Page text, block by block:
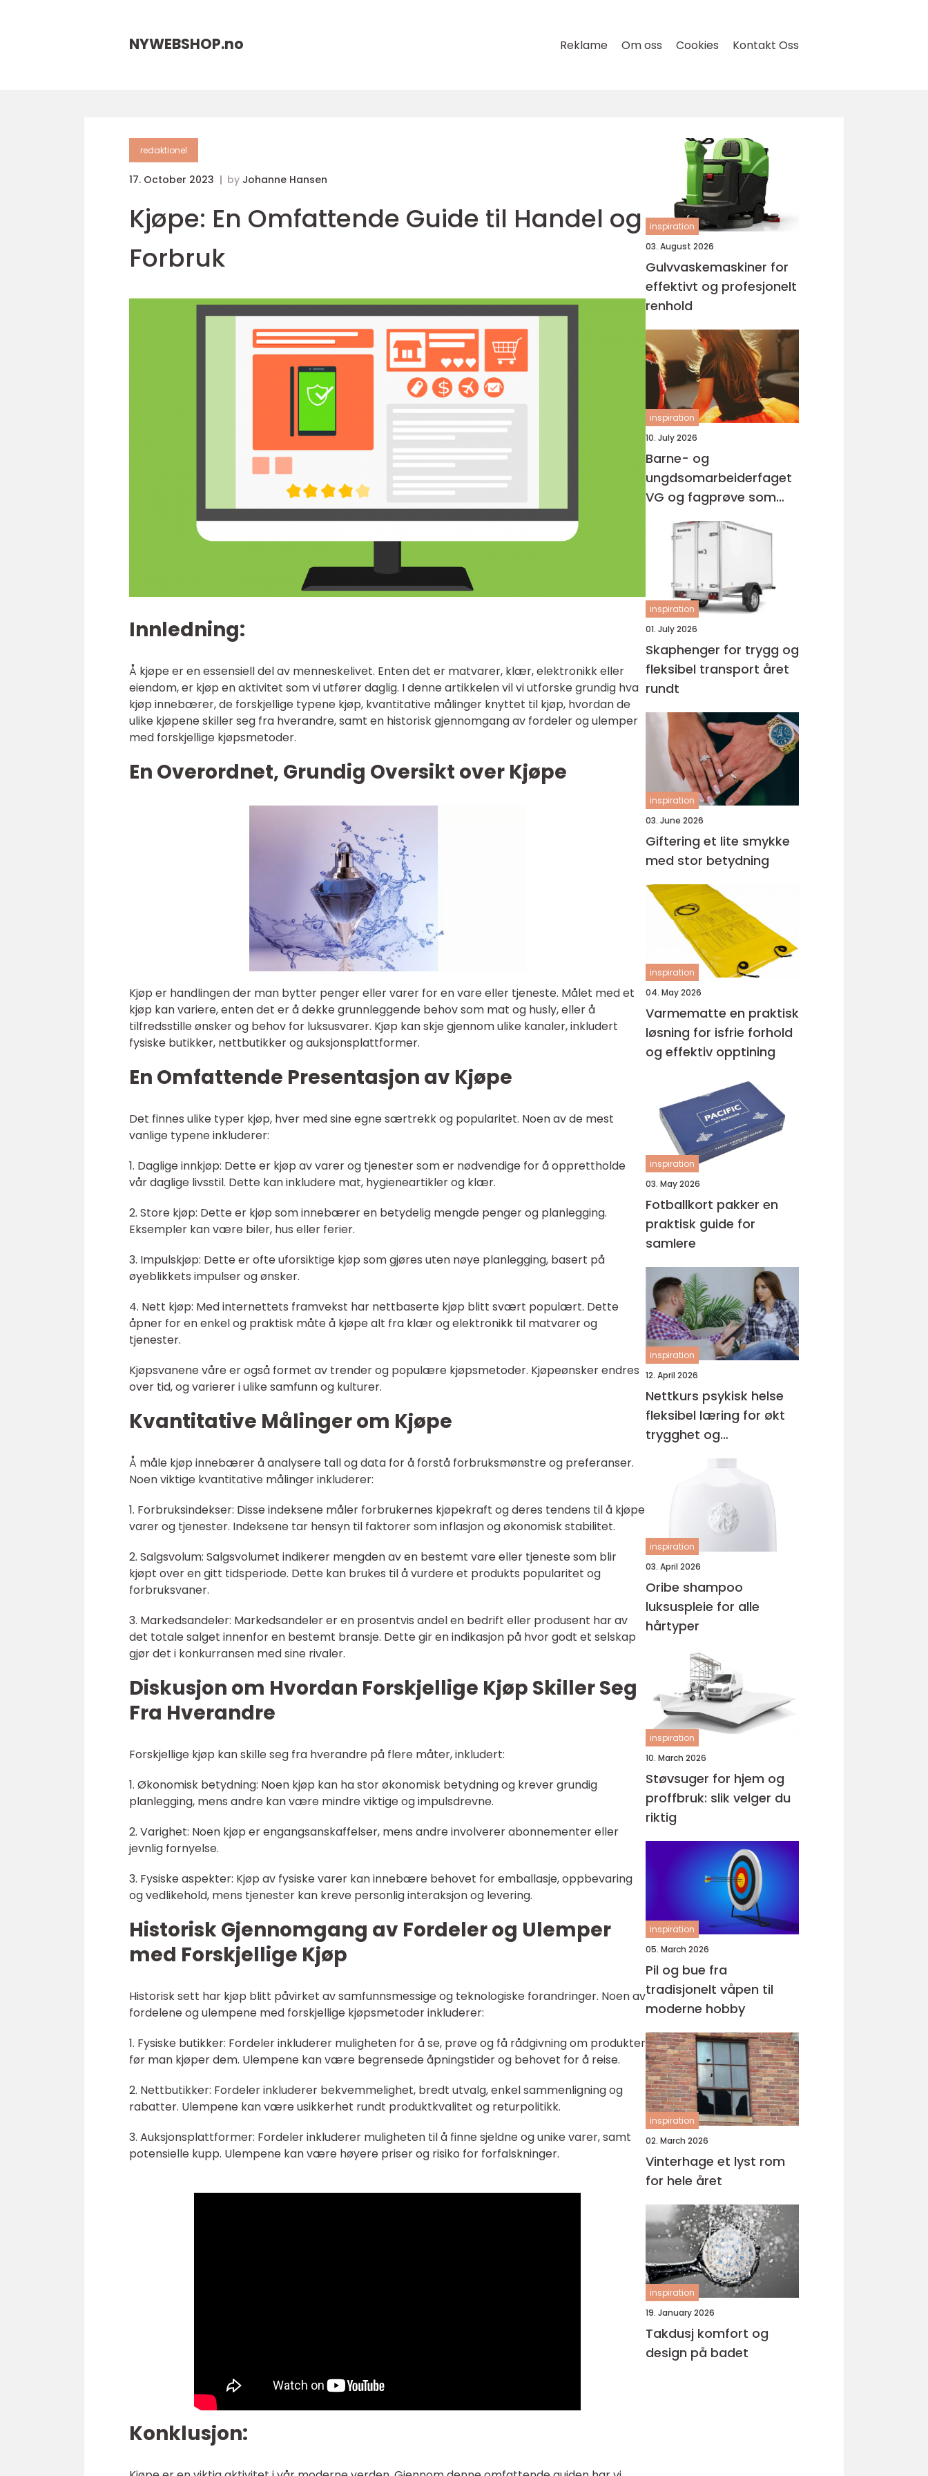
NYWEBSHOP.no Reklame Om oss Cookies Kontakt Oss
redaktionel
17. October 2023 by Johanne Hansen
Kjøpe: En Omfattende Guide til Handel og
Forbruk
Innledning:
Å kjøpe er en essensiell del av menneskelivet. Enten det er matvarer, klær, elektronikk eller
eiendom, er kjøp en aktivitet som vi utfører daglig. I denne artikkelen vil vi utforske grundig hva
kjøp innebærer, de forskjellige typene kjøp, kvantitative målinger knyttet til kjøp, hvordan de
ulike kjøpene skiller seg fra hverandre, samt en historisk gjennomgang av fordeler og ulemper
med forskjellige kjøpsmetoder.
En Overordnet, Grundig Oversikt over Kjøpe
Kjøp er handlingen der man bytter penger eller varer for en vare eller tjeneste. Målet med et
kjøp kan variere, enten det er å dekke grunnleggende behov som mat og husly, eller å
tilfredsstille ønsker og behov for luksusvarer. Kjøp kan skje gjennom ulike kanaler, inkludert
fysiske butikker, nettbutikker og auksjonsplattformer.
En Omfattende Presentasjon av Kjøpe
Det finnes ulike typer kjøp, hver med sine egne særtrekk og popularitet. Noen av de mest
vanlige typene inkluderer:
1. Daglige innkjøp: Dette er kjøp av varer og tjenester som er nødvendige for å opprettholde
vår daglige livsstil. Dette kan inkludere mat, hygieneartikler og klær.
2. Store kjøp: Dette er kjøp som innebærer en betydelig mengde penger og planlegging.
Eksempler kan være biler, hus eller ferier.
3. Impulskjøp: Dette er ofte uforsiktige kjøp som gjøres uten nøye planlegging, basert på
øyeblikkets impulser og ønsker.
4. Nett kjøp: Med internettets framvekst har nettbaserte kjøp blitt svært populært. Dette
åpner for en enkel og praktisk måte å kjøpe alt fra klær og elektronikk til matvarer og
tjenester.
Kjøpsvanene våre er også formet av trender og populære kjøpsmetoder. Kjøpeønsker endres
over tid, og varierer i ulike samfunn og kulturer.
Kvantitative Målinger om Kjøpe
Å måle kjøp innebærer å analysere tall og data for å forstå forbruksmønstre og preferanser.
Noen viktige kvantitative målinger inkluderer:
1. Forbruksindekser: Disse indeksene måler forbrukernes kjøpekraft og deres tendens til å kjøpe
varer og tjenester. Indeksene tar hensyn til faktorer som inflasjon og økonomisk stabilitet.
2. Salgsvolum: Salgsvolumet indikerer mengden av en bestemt vare eller tjeneste som blir
kjøpt over en gitt tidsperiode. Dette kan brukes til å vurdere et produkts popularitet og
forbruksvaner.
3. Markedsandeler: Markedsandeler er en prosentvis andel en bedrift eller produsent har av
det totale salget innenfor en bestemt bransje. Dette gir en indikasjon på hvor godt et selskap
gjør det i konkurransen med sine rivaler.
Diskusjon om Hvordan Forskjellige Kjøp Skiller Seg
Fra Hverandre
Forskjellige kjøp kan skille seg fra hverandre på flere måter, inkludert:
1. Økonomisk betydning: Noen kjøp kan ha stor økonomisk betydning og krever grundig
planlegging, mens andre kan være mindre viktige og impulsdrevne.
2. Varighet: Noen kjøp er engangsanskaffelser, mens andre involverer abonnementer eller
jevnlig fornyelse.
3. Fysiske aspekter: Kjøp av fysiske varer kan innebære behovet for emballasje, oppbevaring
og vedlikehold, mens tjenester kan kreve personlig interaksjon og levering.
Historisk Gjennomgang av Fordeler og Ulemper
med Forskjellige Kjøp
Historisk sett har kjøp blitt påvirket av samfunnsmessige og teknologiske forandringer. Noen av
fordelene og ulempene med forskjellige kjøpsmetoder inkluderer:
1. Fysiske butikker: Fordeler inkluderer muligheten for å se, prøve og få rådgivning om produkter
før man kjøper dem. Ulempene kan være begrensede åpningstider og behovet for å reise.
2. Nettbutikker: Fordeler inkluderer bekvemmelighet, bredt utvalg, enkel sammenligning og
rabatter. Ulempene kan være usikkerhet rundt produktkvalitet og returpolitikk.
3. Auksjonsplattformer: Fordeler inkluderer muligheten til å finne sjeldne og unike varer, samt
potensielle kupp. Ulempene kan være høyere priser og risiko for forfalskninger.
Konklusjon:
inspiration
03. August 2026
Gulvvaskemaskiner for
effektivt og profesjonelt
renhold
inspiration
10. July 2026
Barne- og
ungdsomarbeiderfaget
VG og fagprøve som
barne- og
ungdomsarbeider
inspiration
01. July 2026
Skaphenger for trygg og
fleksibel transport året
rundt
inspiration
03. June 2026
Giftering et lite smykke
med stor betydning
inspiration
04. May 2026
Varmematte en praktisk
løsning for isfrie forhold
og effektiv opptining
inspiration
03. May 2026
Fotballkort pakker en
praktisk guide for
samlere
inspiration
12. April 2026
Nettkurs psykisk helse
fleksibel læring for økt
trygghet og
kompetanse
inspiration
03. April 2026
Oribe shampoo
luksuspleie for alle
hårtyper
inspiration
10. March 2026
Støvsuger for hjem og
proffbruk: slik velger du
riktig
inspiration
05. March 2026
Pil og bue fra
tradisjonelt våpen til
moderne hobby
inspiration
02. March 2026
Vinterhage et lyst rom
for hele året
inspiration
19. January 2026
Takdusj komfort og
design på badet